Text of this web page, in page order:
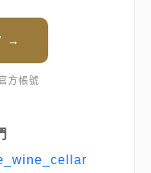
→
方帳號